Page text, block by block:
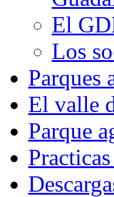
El
Los
Parques
El valle
Parque